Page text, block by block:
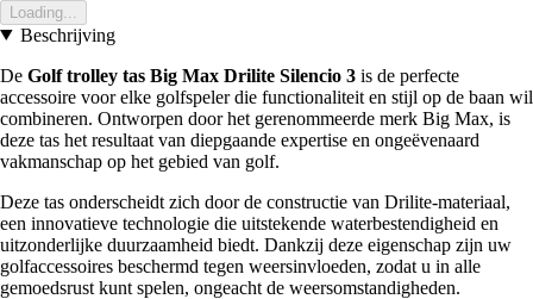
Loading...
Beschrijving
De Golf trolley tas Big Max Drilite Silencio 3 is de perfecte
accessoire voor elke golfspeler die functionaliteit en stijl op de baan wil
combineren. Ontworpen door het gerenommeerde merk Big Max, is
deze tas het resultaat van diepgaande expertise en ongeëvenaard
vakmanschap op het gebied van golf.
Deze tas onderscheidt zich door de constructie van Drilite-materiaal,
een innovatieve technologie die uitstekende waterbestendigheid en
uitzonderlijke duurzaamheid biedt. Dankzij deze eigenschap zijn uw
golfaccessoires beschermd tegen weersinvloeden, zodat u in alle
gemoedsrust kunt spelen, ongeacht de weersomstandigheden.